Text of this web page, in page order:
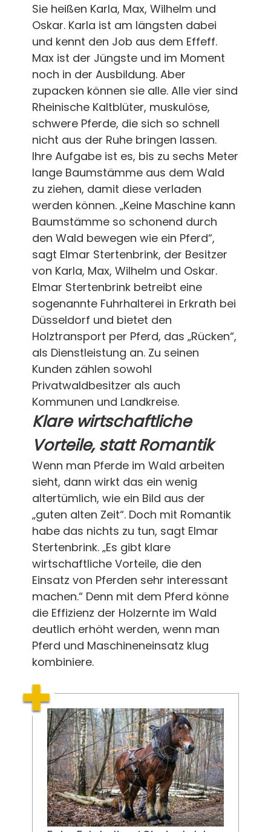
Sie heißen Karla, Max, Wilhelm und
Oskar. Karla ist am längsten dabei
und kennt den Job aus dem Effeff.
Max ist der Jüngste und im Moment
noch in der Ausbildung. Aber
zupacken können sie alle. Alle vier sind
Rheinische Kaltblüter, muskulöse,
schwere Pferde, die sich so schnell
nicht aus der Ruhe bringen lassen.
Ihre Aufgabe ist es, bis zu sechs Meter
lange Baumstämme aus dem Wald
zu ziehen, damit diese verladen
werden können. „Keine Maschine kann
Baumstämme so schonend durch
den Wald bewegen wie ein Pferd“,
sagt Elmar Stertenbrink, der Besitzer
von Karla, Max, Wilhelm und Oskar.
Elmar Stertenbrink betreibt eine
sogenannte Fuhrhalterei in Erkrath bei
Düsseldorf und bietet den
Holztransport per Pferd, das „Rücken“,
als Dienstleistung an. Zu seinen
Kunden zählen sowohl
Privatwaldbesitzer als auch
Kommunen und Landkreise.
Klare wirtschaftliche
Vorteile, statt Romantik
Wenn man Pferde im Wald arbeiten
sieht, dann wirkt das ein wenig
altertümlich, wie ein Bild aus der
„guten alten Zeit“. Doch mit Romantik
habe das nichts zu tun, sagt Elmar
Stertenbrink. „Es gibt klare
wirtschaftliche Vorteile, die den
Einsatz von Pferden sehr interessant
machen.“ Denn mit dem Pferd könne
die Effizienz der Holzernte im Wald
deutlich erhöht werden, wenn man
Pferd und Maschineneinsatz klug
kombiniere.